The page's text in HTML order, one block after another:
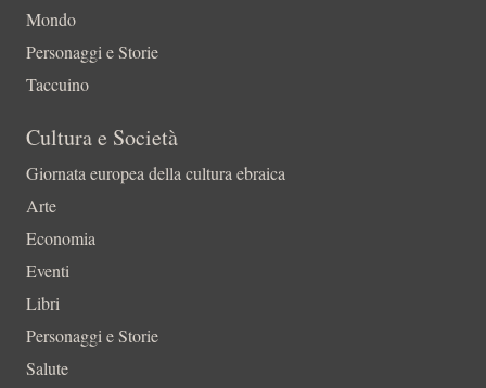
Mondo
Personaggi e Storie
Taccuino
Cultura e Società
Giornata europea della cultura ebraica
Arte
Economia
Eventi
Libri
Personaggi e Storie
Salute